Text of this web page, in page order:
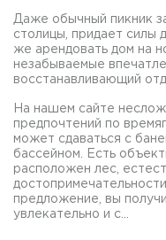
Даже обычный пикник
столицы, придает силы
же арендовать дом на
незабываемые
восстанавливающий
На нашем сайте
предпочтений по
может сдаваться с
бассейном. Есть
расположен лес,
предложение, вы
увлекательно и с...